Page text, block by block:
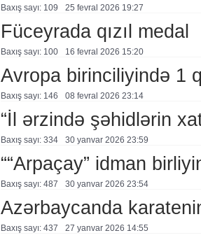
Baxış sayı: 109 25 fevral 2026 19:27
Füceyrada qızıl medal
Baxış sayı: 100 16 fevral 2026 15:20
Avropa birinciliyində 1
Baxış sayı: 146 08 fevral 2026 23:14
“İl ərzində şəhidlərin
Baxış sayı: 334 30 yanvar 2026 23:59
““Arpaçay” idman
Baxış sayı: 487 30 yanvar 2026 23:54
Azərbaycanda
Baxış sayı: 437 27 yanvar 2026 14:55